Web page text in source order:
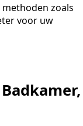
zoals
voor uw